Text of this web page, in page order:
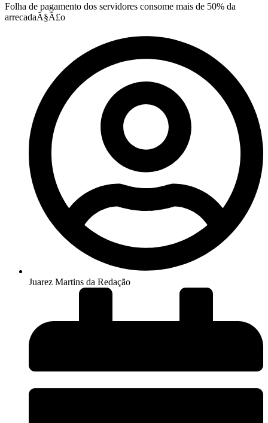
Folha de pagamento dos servidores consome mais de 50% da
arrecadaÃ§Ã£o
Juarez Martins da Redação